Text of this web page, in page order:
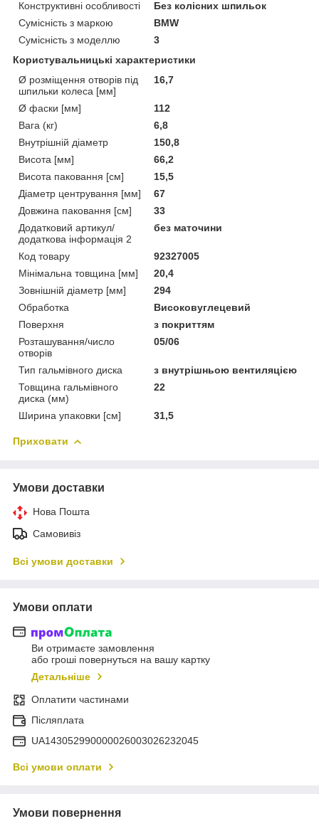
Конструктивні особливості
Без колісних шпильок
Сумісність з маркою
BMW
Сумісність з моделлю
3
Користувальницькі характеристики
Ø розміщення отворів під
шпильки колеса [мм]
16,7
Ø фаски [мм]
112
Вага (кг)
6,8
Внутрішній діаметр
150,8
Висота [мм]
66,2
Висота паковання [см]
15,5
Діаметр центрування [мм]
67
Довжина паковання [см]
33
Додатковий артикул/
додаткова інформація 2
без маточини
Код товару
92327005
Мінімальна товщина [мм]
20,4
Зовнішній діаметр [мм]
294
Обработка
Високовуглецевий
Поверхня
з покриттям
Розташування/число
отворів
05/06
Тип гальмівного диска
з внутрішньою вентиляцією
Товщина гальмівного
диска (мм)
22
Ширина упаковки [см] 31,5
Приховати
Умови доставки
Нова Пошта
Самовивіз
Всі умови доставки
Умови оплати
Ви отримаєте замовлення
або гроші повернуться на вашу картку
Детальніше
Оплатити частинами
Післяплата
UA143052990000026003026232045
Всі умови оплати
Умови повернення